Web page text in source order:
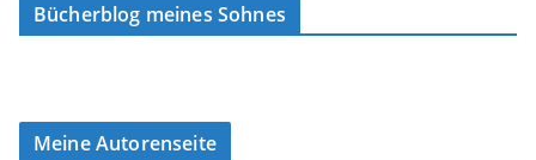
Bücherblog meines Sohnes
Meine Autorenseite